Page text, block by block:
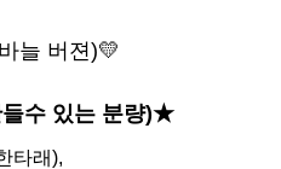
늘 버젼)💛
수 있는 분량)★
타래),